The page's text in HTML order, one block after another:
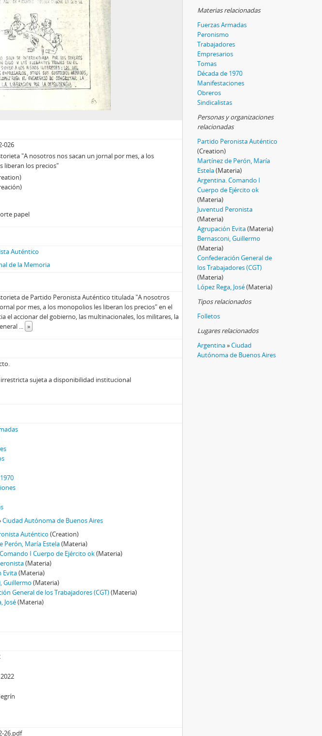
026
"A nosotros nos sacan un jornal por mes, a los
liberan los precios"
papel
Auténtico
de la Memoria
de Partido Peronista Auténtico titulada "A nosotros
por mes, a los monopolios les liberan los precios" en el
el accionar del gobierno, las multinacionales, los militares, la
»
sujeta a disponibilidad institucional
Ciudad Autónoma de Buenos Aires
Auténtico (Creation)
Perón, María Estela(Materia)
I Cuerpo de Ejército ok(Materia)
(Materia)
Evita(Materia)
Guillermo (Materia)
General de los Trabajadores (CGT)(Materia)
José(Materia)
26.pdf
Materias relacionadas
Fuerzas Armadas
Peronismo
Trabajadores
Empresarios
Tomas
Década de 1970
Manifestaciones
Obreros
Sindicalistas
Personas y organizaciones
relacionadas
Partido Peronista Auténtico
(Creation)
Martínez de Perón, María
Estela(Materia)
Argentina. Comando I
Cuerpo de Ejército ok
(Materia)
Juventud Peronista
(Materia)
Agrupación Evita(Materia)
Bernasconi, Guillermo
(Materia)
Confederación General de
los Trabajadores (CGT)
(Materia)
López Rega, José(Materia)
Tipos relacionados
Folletos
Lugares relacionados
Argentina»Ciudad
Autónoma de Buenos Aires